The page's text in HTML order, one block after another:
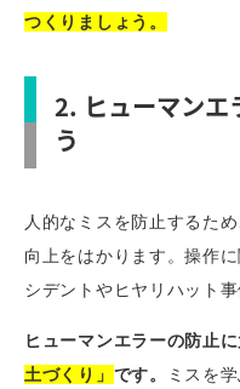
つくりましょう。
2. ヒューマンエ
う
人的なミスを防止するた
向上をはかります。操作
シデントやヒヤリハット
ヒューマンエラーの防止に
土づくり」 です。
ミスを